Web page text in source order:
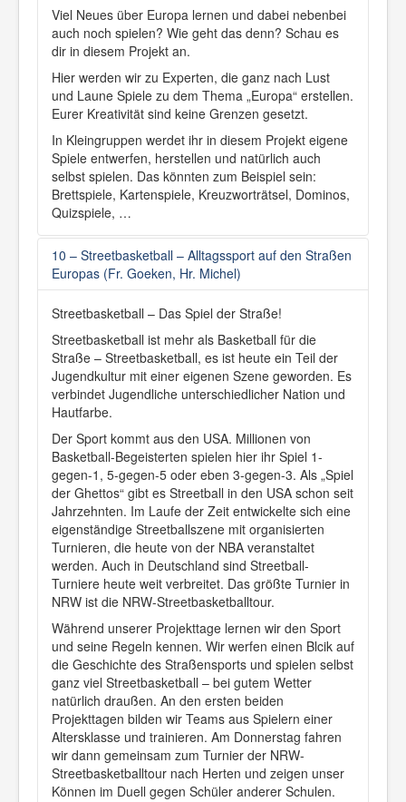
Viel Neues über Europa lernen und dabei nebenbei
auch noch spielen? Wie geht das denn? Schau es
dir in diesem Projekt an.
Hier werden wir zu Experten, die ganz nach Lust
und Laune Spiele zu dem Thema „Europa“ erstellen.
Eurer Kreativität sind keine Grenzen gesetzt.
In Kleingruppen werdet ihr in diesem Projekt eigene
Spiele entwerfen, herstellen und natürlich auch
selbst spielen. Das könnten zum Beispiel sein:
Brettspiele, Kartenspiele, Kreuzworträtsel, Dominos,
Quizspiele, …
10 – Streetbasketball – Alltagssport auf den Straßen
Europas (Fr. Goeken, Hr. Michel)
Streetbasketball – Das Spiel der Straße!
Streetbasketball ist mehr als Basketball für die
Straße – Streetbasketball, es ist heute ein Teil der
Jugendkultur mit einer eigenen Szene geworden. Es
verbindet Jugendliche unterschiedlicher Nation und
Hautfarbe.
Der Sport kommt aus den USA. Millionen von
Basketball-Begeisterten spielen hier ihr Spiel 1-
gegen-1, 5-gegen-5 oder eben 3-gegen-3. Als „Spiel
der Ghettos“ gibt es Streetball in den USA schon seit
Jahrzehnten. Im Laufe der Zeit entwickelte sich eine
eigenständige Streetballszene mit organisierten
Turnieren, die heute von der NBA veranstaltet
werden. Auch in Deutschland sind Streetball-
Turniere heute weit verbreitet. Das größte Turnier in
NRW ist die NRW-Streetbasketballtour.
Während unserer Projekttage lernen wir den Sport
und seine Regeln kennen. Wir werfen einen Blcik auf
die Geschichte des Straßensports und spielen selbst
ganz viel Streetbasketball – bei gutem Wetter
natürlich draußen. An den ersten beiden
Projekttagen bilden wir Teams aus Spielern einer
Altersklasse und trainieren. Am Donnerstag fahren
wir dann gemeinsam zum Turnier der NRW-
Streetbasketballtour nach Herten und zeigen unser
Können im Duell gegen Schüler anderer Schulen.